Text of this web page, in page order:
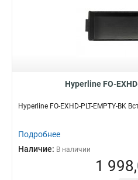
Hyperline FO-
Hyperline FO-EXHD-PLT-EMPTY-BK
Подробнее
Наличие: В наличии
1